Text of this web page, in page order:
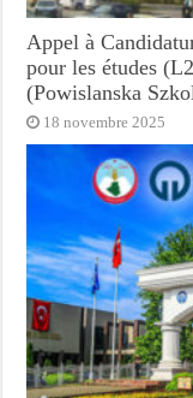
Appel à
pour les études
(Powislanska
18 novembre 2025